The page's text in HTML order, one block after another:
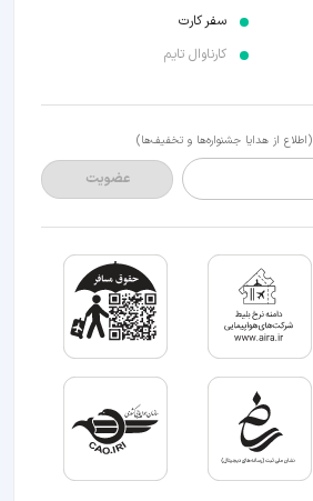
سفر کارت
کارناوال تایم
(اطلاع از هدایا جشنواره‌ها و تخفیف‌ها)
عضویت